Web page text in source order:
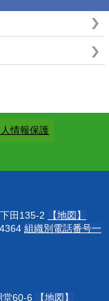
情報保護
田135-2
【地図】
組織別電話番号一
堂60-6 【地図】